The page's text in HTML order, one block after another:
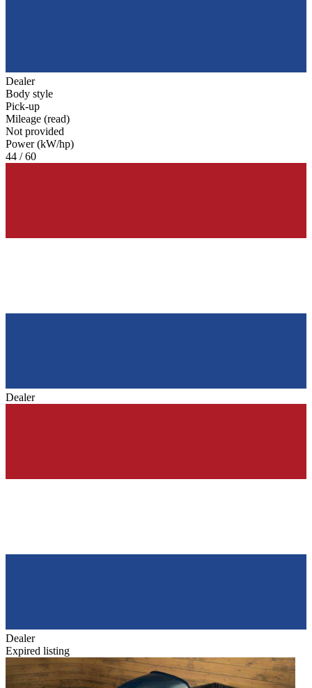
Dealer
Body style
Pick-up
Mileage (read)
Not provided
Power (kW/hp)
44 / 60
Dealer
Dealer
Expired listing